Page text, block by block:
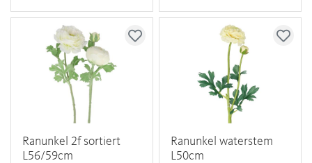
Ranunkel 2f sortiert
L56/59cm
Ranunkel waterstem
L50cm